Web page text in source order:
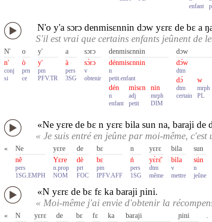
enfant
N'o y'a sɔrɔ denmisɛnnin dɔw yɛrɛ de bɛ a
S'il est vrai que certains enfants jeûnent de
N'
n'
conj
si
o
ò
prn
ce
y'
y'
pm
PFV.TR
a
à
pers
3SG
sɔrɔ
sɔ̀rɔ
v
obtenir
denmisɛnnin
dénmisɛnnin
n
petit.enfant
dén
n
enfant
mìsɛn
adj
petit
nin
mrph
DIM
dɔw
dɔ́w
dtm
dɔ́
dtm
certain
w
mrph
PL
«Ne yɛre de bɛ n yɛrɛ bila sun na, baraji de
« Je suis entré en jeûne par moi-même, c'est
«
Ne
nê
pers
1SG.EMPH
yɛre
Yɛre
n.prop
NOM
de
dè
prt
FOC
bɛ
bɛ
pm
IPFV.AFF
n
ń
pers
1SG
yɛrɛ
yɛ̀rɛ̂
dtm
même
bila
bìla
v
mettre
sun
sún
n
jeûne
«N yɛrɛ de bɛ fɛ ka baraji ɲini.
« Moi-même j'ai envie d'obtenir la
«
N
yɛrɛ
de
bɛ
fɛ
ka
baraji
ɲini
.